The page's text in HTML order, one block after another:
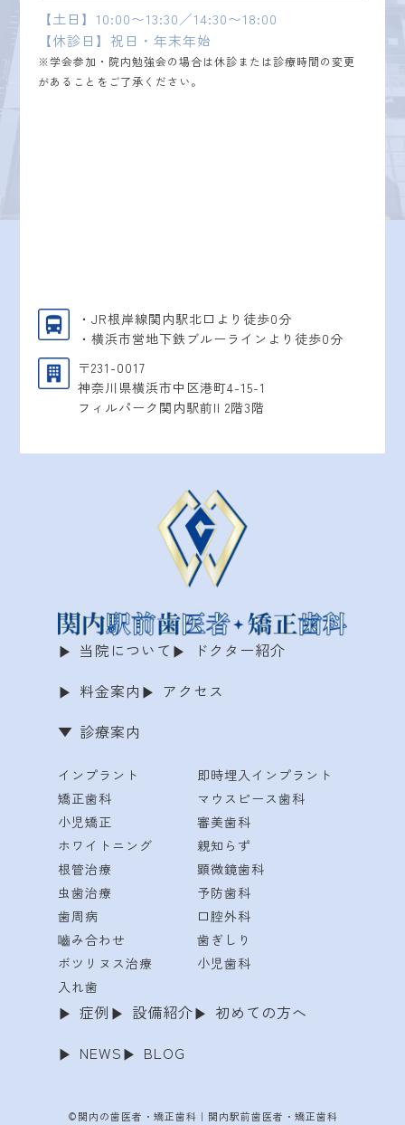
【土日】10:00〜13:30／14:30〜18:00
【休診日】祝日・年末年始
※学会参加・院内勉強会の場合は休診または診療時間の変更
があることをご了承ください。
・JR根岸線関内駅北口より徒歩0分
・横浜市営地下鉄ブルーラインより徒歩0分
〒231-0017
神奈川県横浜市中区港町4-15-1
フィルパーク関内駅前II 2階3階
当院について
ドクター紹介
料金案内
アクセス
診療案内
インプラント
即時埋入インプラント
矯正歯科
マウスピース歯科
小児矯正
審美歯科
ホワイトニング
親知らず
根管治療
顕微鏡歯科
虫歯治療
予防歯科
歯周病
口腔外科
嚙み合わせ
歯ぎしり
ボツリヌス治療
小児歯科
入れ歯
症例 設備紹介
初めての方へ
NEWS
BLOG
©関内の歯医者・矯正歯科｜関内駅前歯医者・矯正歯科